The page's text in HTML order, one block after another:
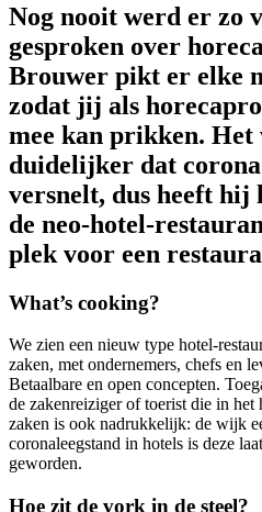
Nog nooit werd er zo
gesproken over
Brouwer pikt er elke
zodat jij als
mee kan prikken. Het
duidelijker dat
versnelt, dus heeft hij
de neo-hotel-
plek voor een
What’s cooking?
We zien een nieuw type hotel-
zaken, met ondernemers, chefs en
Betaalbare en open concepten.
de zakenreiziger of toerist die in het
zaken is ook nadrukkelijk: de wijk
coronaleegstand in hotels is deze
geworden.
Hoe zit de vork in de steel?